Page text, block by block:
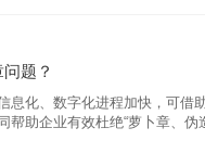
题？
息化、数字化进程加快，可借
助企业有效杜绝“萝卜章、伪